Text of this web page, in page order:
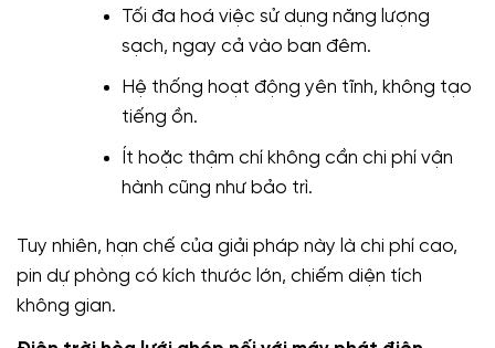
Tối đa hoá việc sử dụng năng lượng
sạch, ngay cả vào ban đêm.
Hệ thống hoạt động yên tĩnh, không tạo
tiếng ồn.
Ít hoặc thậm chí không cần chi phí vận
hành cũng như bảo trì.
Tuy nhiên, hạn chế của giải pháp này là chi phí cao,
pin dự phòng có kích thước lớn, chiếm diện tích
không gian.